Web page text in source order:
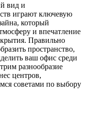
вид и
играют ключевую
который
и впечатление
Правильно
пространство,
ваш офис среди
разнообразие
центров,
советами по выбору